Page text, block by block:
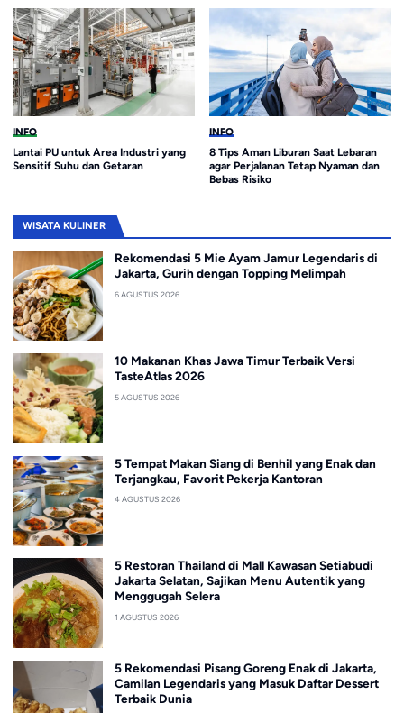
INFO
8 Tips Aman Liburan Saat Lebaran
agar Perjalanan Tetap Nyaman dan
INFO
Prediksi Esport Valorant Masters
London 2026
WISATA KULINER
Rekomendasi 5 Mie Ayam Jamur Legendaris di
Jakarta, Gurih dengan Topping Melimpah
6 AGUSTUS 2026
10 Makanan Khas Jawa Timur Terbaik Versi
TasteAtlas 2026
5 AGUSTUS 2026
5 Tempat Makan Siang di Benhil yang Enak dan
Terjangkau, Favorit Pekerja Kantoran
4 AGUSTUS 2026
5 Restoran Thailand di Mall Kawasan Setiabudi
Jakarta Selatan, Sajikan Menu Autentik yang
Menggugah Selera
1 AGUSTUS 2026
5 Rekomendasi Pisang Goreng Enak di Jakarta,
Camilan Legendaris yang Masuk Daftar Dessert
Terbaik Dunia